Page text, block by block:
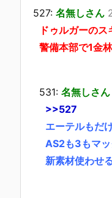
527: 名無しさん
ドゥルガーの
警備本部で1金
531: 名無しさん
>>527
エーテルもだ
AS2も3もマ
新素材使わせ